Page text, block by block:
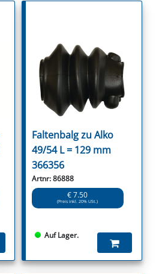
Faltenbalg zu Alko
49/54 L = 129 mm
366356
Artnr: 86888
€ 7.50
(Preis inkl. 20% USt.)
Auf Lager.